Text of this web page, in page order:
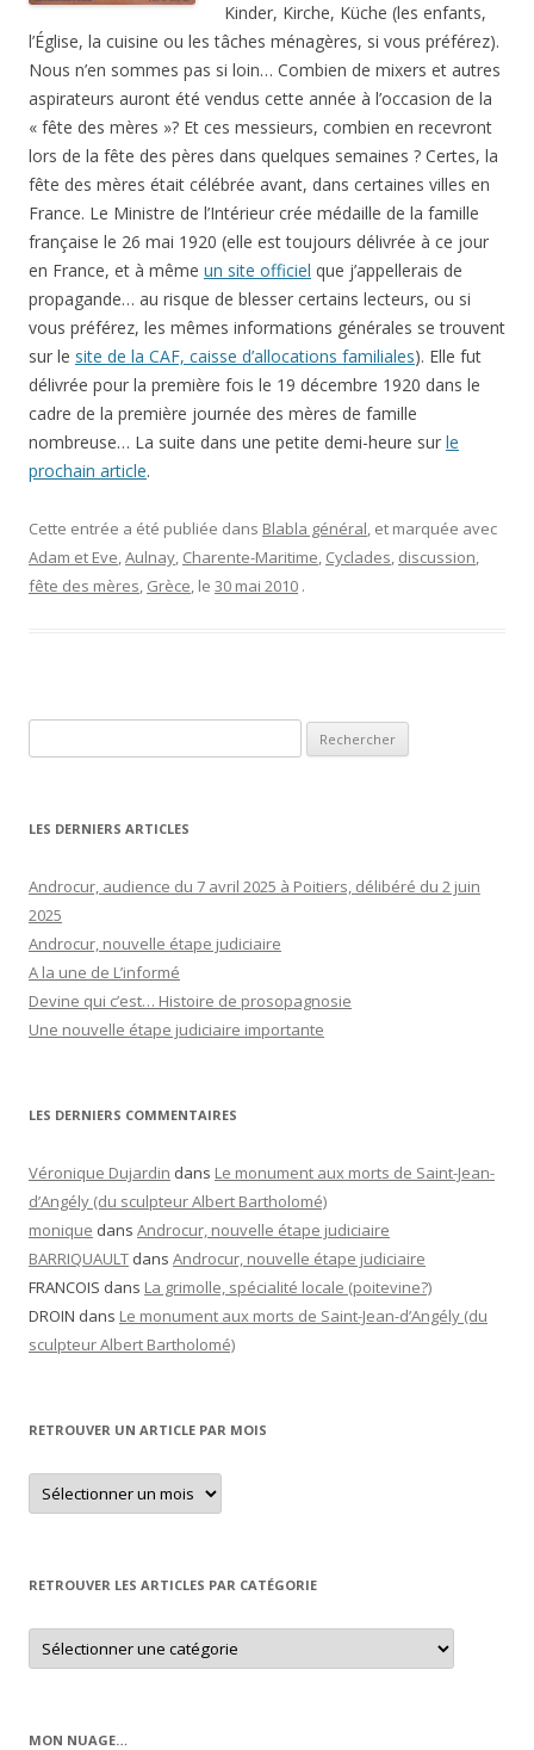
Kinder, Kirche, Küche (les enfants,
l’Église, la cuisine ou les tâches ménagères, si vous préférez).
Nous n’en sommes pas si loin… Combien de mixers et autres
aspirateurs auront été vendus cette année à l’occasion de la
« fête des mères »? Et ces messieurs, combien en recevront
lors de la fête des pères dans quelques semaines ? Certes, la
fête des mères était célébrée avant, dans certaines villes en
France. Le Ministre de l’Intérieur crée médaille de la famille
française le 26 mai 1920 (elle est toujours délivrée à ce jour
en France, et à même un site officiel que j’appellerais de
propagande… au risque de blesser certains lecteurs, ou si
vous préférez, les mêmes informations générales se trouvent
sur le site de la CAF, caisse d’allocations familiales). Elle fut
délivrée pour la première fois le 19 décembre 1920 dans le
cadre de la première journée des mères de famille
nombreuse… La suite dans une petite demi-heure sur le
prochain article.
Cette entrée a été publiée dans Blabla général, et marquée avec
Adam et Eve,Aulnay, Charente-Maritime, Cyclades, discussion,
fête des mères, Grèce, le 30 mai 2010 .
LES DERNIERS ARTICLES
Androcur, audience du 7 avril 2025 à Poitiers, délibéré du 2 juin
2025
Androcur, nouvelle étape judiciaire
A la une de L’informé
Devine qui c’est… Histoire de prosopagnosie
Une nouvelle étape judiciaire importante
LES DERNIERS COMMENTAIRES
Véronique Dujardin dans Le monument aux morts de Saint-Jean-
d’Angély (du sculpteur Albert Bartholomé)
monique dans Androcur, nouvelle étape judiciaire
BARRIQUAULT dans Androcur, nouvelle étape judiciaire
FRANCOIS dans La grimolle, spécialité locale (poitevine?)
DROIN dans Le monument aux morts de Saint-Jean-d’Angély (du
sculpteur Albert Bartholomé)
RETROUVER UN ARTICLE PAR MOIS
Retrouver
un
article
RETROUVER LES ARTICLES PAR CATÉGORIE
Retrouver
les
articles
MON NUAGE…